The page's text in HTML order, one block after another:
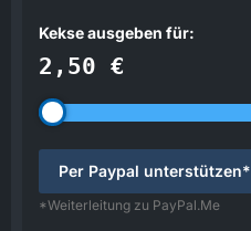
Kekse ausgeben für:
2,50 €
Per Paypal unterstützen*
*Weiterleitung zu PayPal.Me